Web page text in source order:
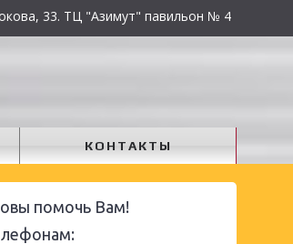
33. ТЦ "Азимут" павильон № 4
КОНТАКТЫ
помочь Вам!